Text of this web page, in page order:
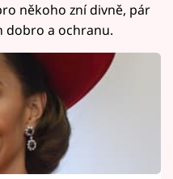
někoho zní divně, pár
dobro a ochranu.